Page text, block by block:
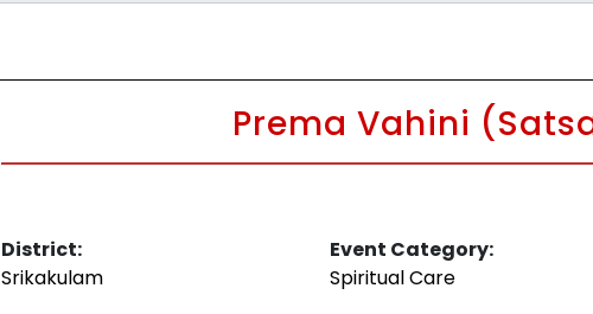
Prema Vahini
District:
Srikakulam
Event Category:
Spiritual Care